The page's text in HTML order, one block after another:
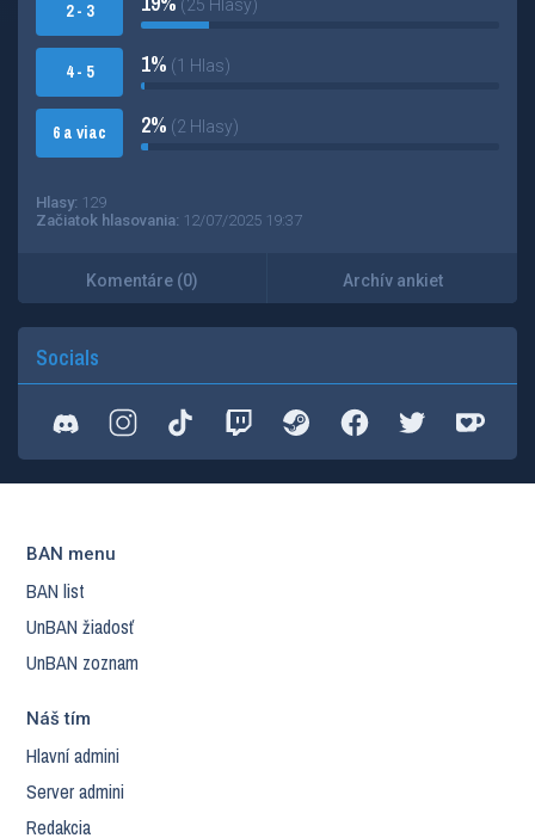
2 - 3
4 - 5
6 a viac
(25 Hlasy)
1% (1 Hlas)
2% (2 Hlasy)
Hlasy: 129
Začiatok hlasovania: 12/07/2025 19:37
Komentáre (0) Archív ankiet
Socials
BAN menu
BAN list
UnBAN žiadosť
UnBAN zoznam
Náš tím
Hlavní admini
Server admini
Redakcia